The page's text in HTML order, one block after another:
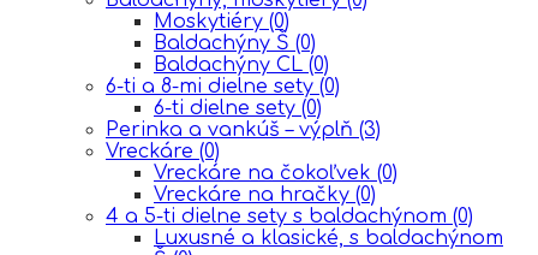
Moskytiéry (0)
Baldachýny Š (0)
Baldachýny CL (0)
6-ti a 8-mi dielne sety (0)
6-ti dielne sety (0)
Perinka a vankúš – výplň (3)
Vreckáre (0)
Vreckáre na čokoľvek (0)
Vreckáre na hračky (0)
4 a 5-ti dielne sety s baldachýnom (0)
Luxusné a klasické, s baldachýnom